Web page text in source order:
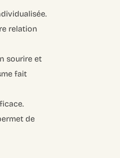
relation
sourire et
fait
de